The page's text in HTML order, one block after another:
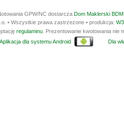
GPW/NC dostarcza Dom Maklerski
• Wszystkie prawa zastrzeżone • produkcja:
regulaminu . Prezentowanie kwotowania
Aplikacja dla systemu Android Dla